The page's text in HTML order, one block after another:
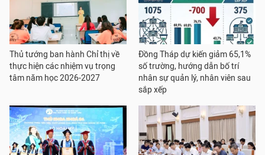
Thủ tướng ban hành Chỉ thị về
thực hiện các nhiệm vụ trọng
tâm năm học 2026-2027
Đồng Tháp dự kiến giảm 65,1%
số trường, hướng dẫn bố trí
nhân sự quản lý, nhân viên sau
sắp xếp